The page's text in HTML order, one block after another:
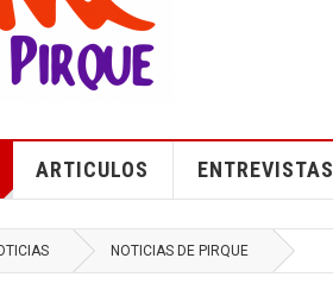
ARTICULOS ENTREVISTAS
NOTICIAS DE PIRQUE